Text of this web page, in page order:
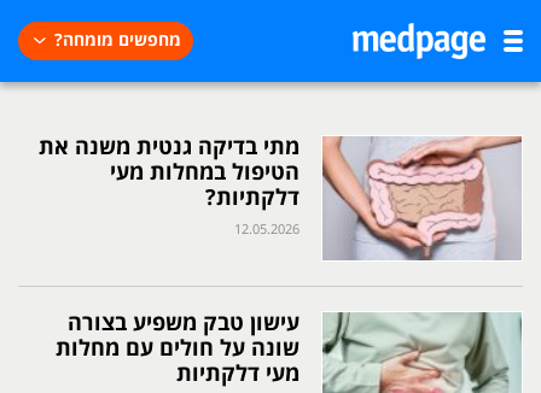
מחפשים מומחה?
מתי בדיקה גנטית משנה את
הטיפול במחלות מעי
דלקתיות?
12.05.2026
עישון טבק משפיע בצורה
שונה על חולים עם מחלות
מעי דלקתיות